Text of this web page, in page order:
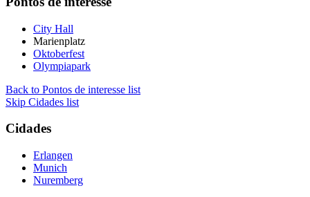
City Hall
Marienplatz
Oktoberfest
Olympiapark
Back to Pontos de interesse list
Skip Cidades list
Cidades
Erlangen
Munich
Nuremberg